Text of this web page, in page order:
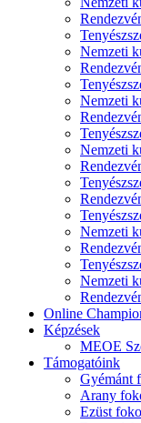
Nemzeti
Nemzeti
Nemzeti
Nemzeti
Nemzeti
Online
Képzések
MEOE
Támogatóink
Gyémánt
Arany
Ezüst